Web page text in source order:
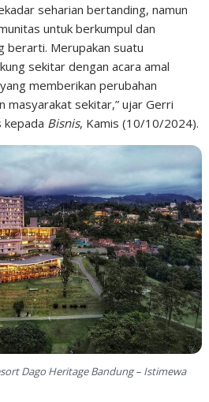
seharian bertanding, namun
untuk berkumpul dan
berarti. Merupakan suatu
sekitar dengan acara amal
memberikan perubahan
masyarakat sekitar,” ujar Gerri
kepada Bisnis, Kamis (10/10/2024).
Dago Heritage Bandung – Istimewa